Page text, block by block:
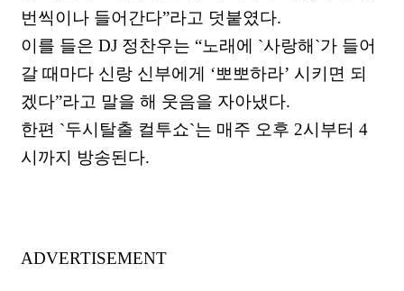
번씩이나 들어간다”라고 덧붙였다.
이를 들은 DJ 정찬우는 “노래에 `사랑해`가 들어
갈 때마다 신랑 신부에게 ‘뽀뽀하라’ 시키면 되
겠다”라고 말을 해 웃음을 자아냈다.
한편 `두시탈출 컬투쇼`는 매주 오후 2시부터 4
시까지 방송된다.
ADVERTISEMENT